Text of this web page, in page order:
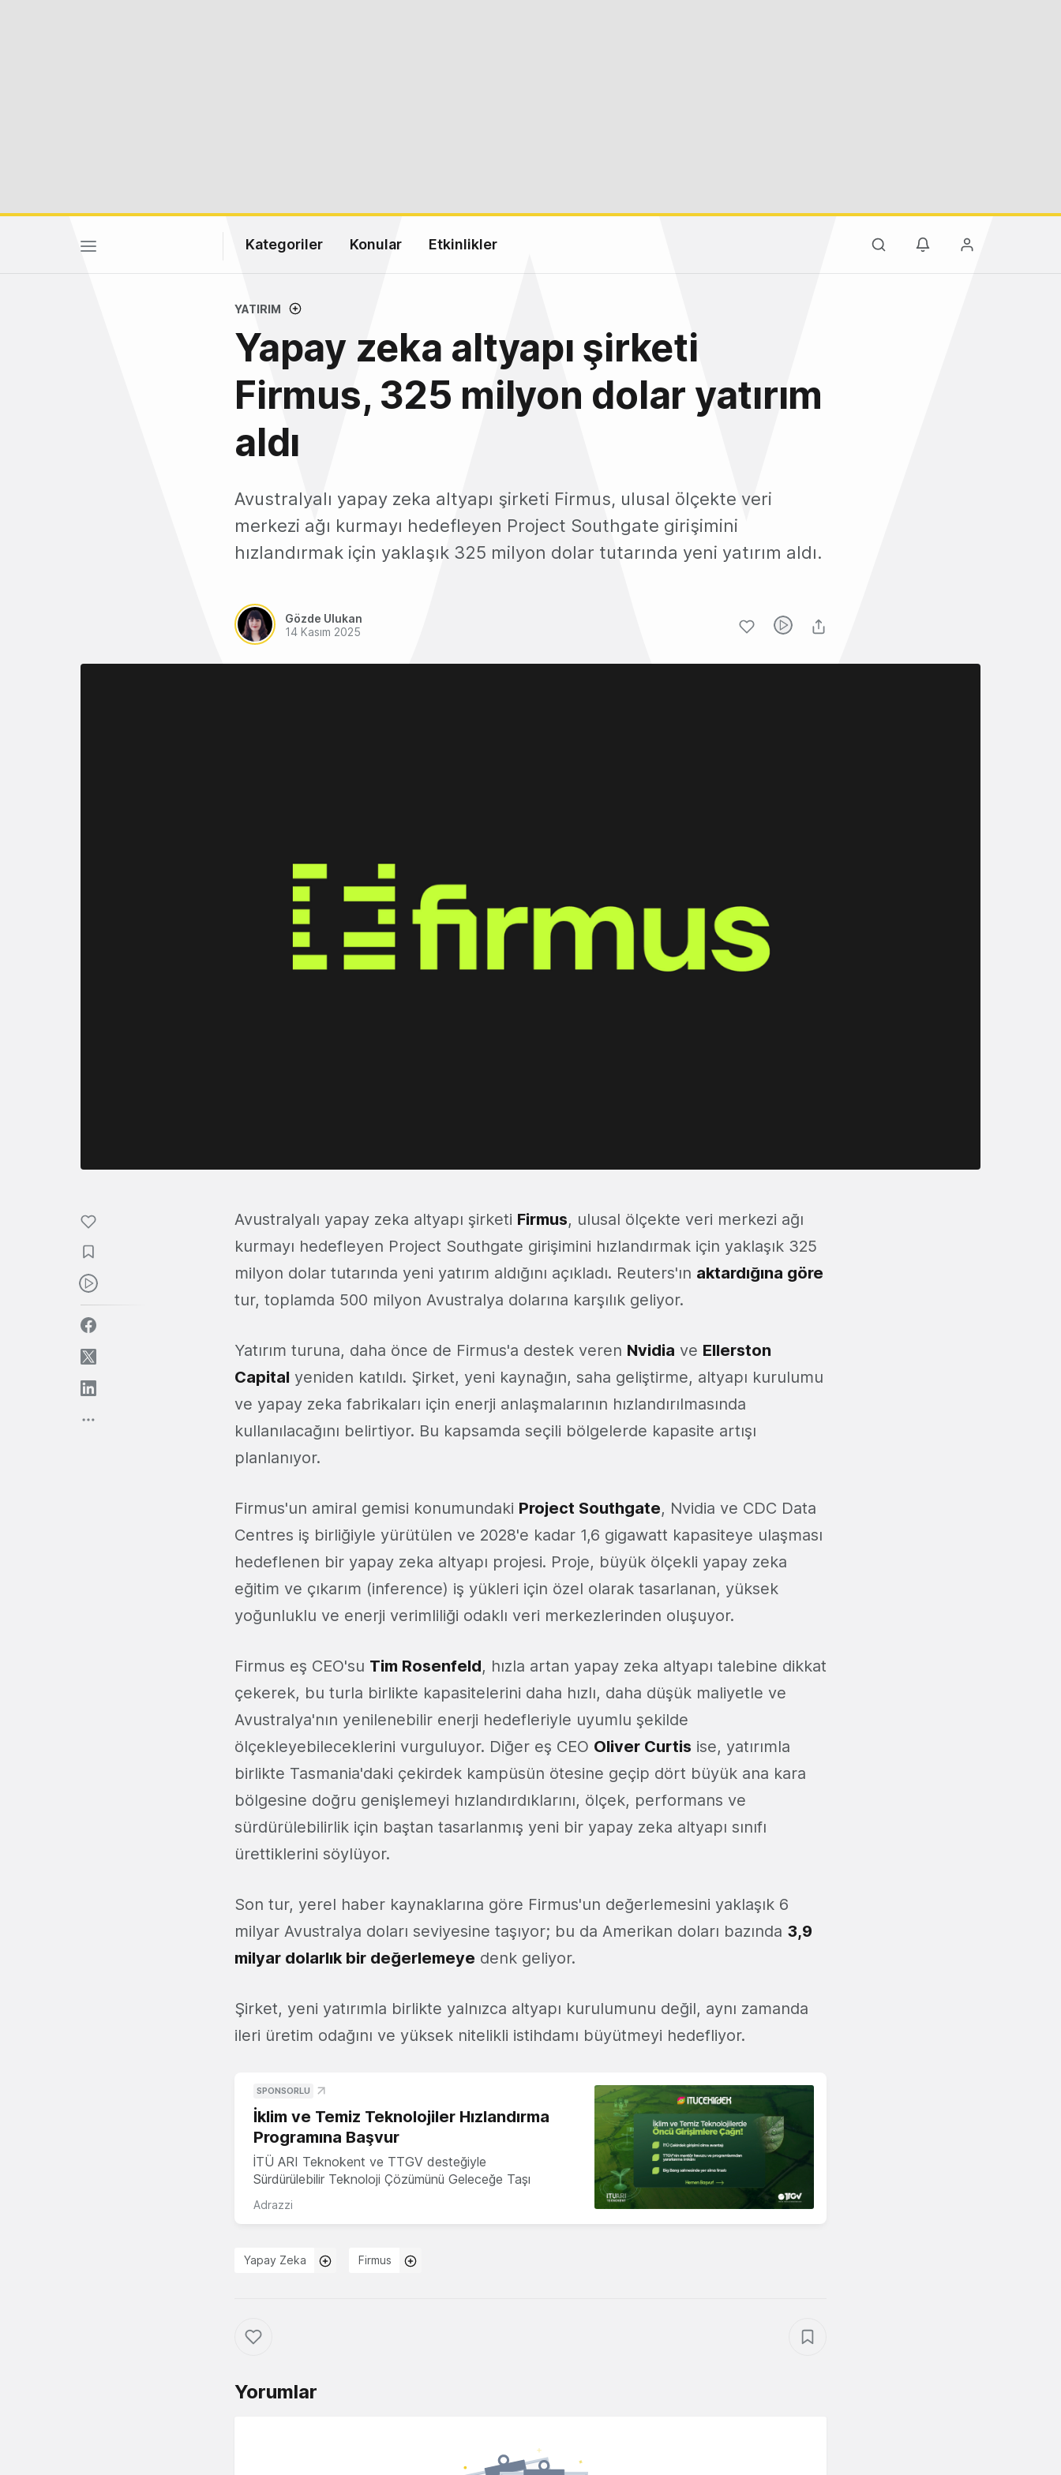
Kategoriler Konular Etkinlikler
YATIRIM
Yapay zeka altyapı şirketi
Firmus, 325 milyon dolar yatırım
aldı
Avustralyalı yapay zeka altyapı şirketi Firmus, ulusal ölçekte veri
merkezi ağı kurmayı hedefleyen Project Southgate girişimini
hızlandırmak için yaklaşık 325 milyon dolar tutarında yeni yatırım aldı.
Gözde Ulukan
14 Kasım 2025
Avustralyalı yapay zeka altyapı şirketi Firmus, ulusal ölçekte veri merkezi ağı
kurmayı hedefleyen Project Southgate girişimini hızlandırmak için yaklaşık 325
milyon dolar tutarında yeni yatırım aldığını açıkladı. Reuters'ın aktardığına göre
tur, toplamda 500 milyon Avustralya dolarına karşılık geliyor.
Yatırım turuna, daha önce de Firmus'a destek veren Nvidia ve Ellerston
Capital yeniden katıldı. Şirket, yeni kaynağın, saha geliştirme, altyapı kurulumu
ve yapay zeka fabrikaları için enerji anlaşmalarının hızlandırılmasında
kullanılacağını belirtiyor. Bu kapsamda seçili bölgelerde kapasite artışı
planlanıyor.
Firmus'un amiral gemisi konumundaki Project Southgate, Nvidia ve CDC Data
Centres iş birliğiyle yürütülen ve 2028'e kadar 1,6 gigawatt kapasiteye ulaşması
hedeflenen bir yapay zeka altyapı projesi. Proje, büyük ölçekli yapay zeka
eğitim ve çıkarım (inference) iş yükleri için özel olarak tasarlanan, yüksek
yoğunluklu ve enerji verimliliği odaklı veri merkezlerinden oluşuyor.
Firmus eş CEO'su Tim Rosenfeld, hızla artan yapay zeka altyapı talebine dikkat
çekerek, bu turla birlikte kapasitelerini daha hızlı, daha düşük maliyetle ve
Avustralya'nın yenilenebilir enerji hedefleriyle uyumlu şekilde
ölçekleyebileceklerini vurguluyor. Diğer eş CEO Oliver Curtis ise, yatırımla
birlikte Tasmania'daki çekirdek kampüsün ötesine geçip dört büyük ana kara
bölgesine doğru genişlemeyi hızlandırdıklarını, ölçek, performans ve
sürdürülebilirlik için baştan tasarlanmış yeni bir yapay zeka altyapı sınıfı
ürettiklerini söylüyor.
Son tur, yerel haber kaynaklarına göre Firmus'un değerlemesini yaklaşık 6
milyar Avustralya doları seviyesine taşıyor; bu da Amerikan doları bazında 3,9
milyar dolarlık bir değerlemeye denk geliyor.
Şirket, yeni yatırımla birlikte yalnızca altyapı kurulumunu değil, aynı zamanda
ileri üretim odağını ve yüksek nitelikli istihdamı büyütmeyi hedefliyor.
SPONSORLU
İklim ve Temiz Teknolojiler Hızlandırma
Programına Başvur
İTÜ ARI Teknokent ve TTGV desteğiyle
Sürdürülebilir Teknoloji Çözümünü Geleceğe Taşı
Adrazzi
Yapay Zeka Firmus
Yorumlar